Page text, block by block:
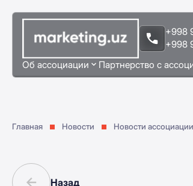
+998
+998
Об ассоциации Партнерство с
Главная Новости Новости ассоциации
Назад